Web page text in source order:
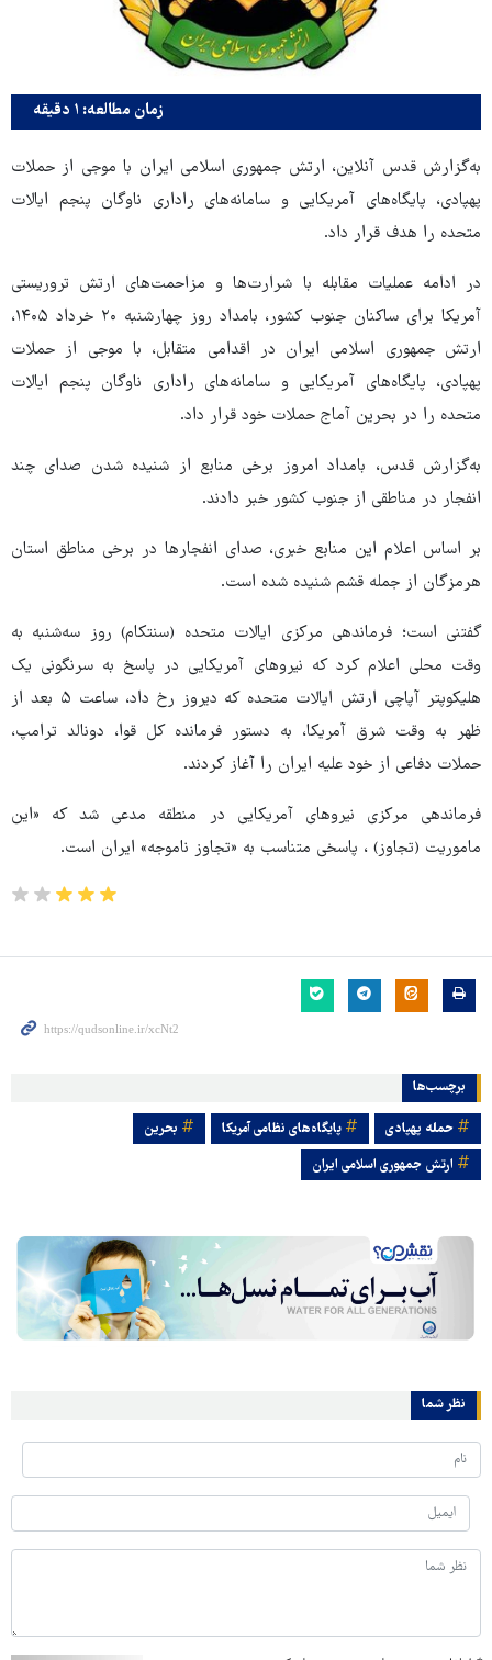
زمان مطالعه: ۱ دقیقه
به‌گزارش قدس آنلاین، ارتش جمهوری اسلامی ایران با موجی از حملات
پهپادی، پایگاه‌های آمریکایی و سامانه‌های راداری ناوگان پنجم ایالات
متحده را هدف قرار داد.
در ادامه عملیات مقابله با شرارت‌ها و مزاحمت‌های ارتش تروریستی
آمریکا برای ساکنان جنوب کشور، بامداد روز چهارشنبه ۲۰ خرداد ۱۴۰۵،
ارتش جمهوری اسلامی ایران در اقدامی متقابل، با موجی از حملات
پهپادی، پایگاه‌های آمریکایی و سامانه‌های راداری ناوگان پنجم ایالات
متحده را در بحرین آماج حملات خود قرار داد.
به‌گزارش قدس، بامداد امروز برخی منابع از شنیده شدن صدای چند
انفجار در مناطقی از جنوب کشور خبر دادند.
بر اساس اعلام این منابع خبری، صدای انفجارها در برخی مناطق استان
هرمزگان از جمله قشم شنیده شده است.
گفتنی است؛ فرماندهی مرکزی ایالات متحده (سنتکام) روز سه‌شنبه به
وقت محلی اعلام کرد که نیروهای آمریکایی در پاسخ به سرنگونی یک
هلیکوپتر آپاچی ارتش ایالات متحده که دیروز رخ داد، ساعت ۵ بعد از
ظهر به وقت شرق آمریکا، به دستور فرمانده کل قوا، دونالد ترامپ،
حملات دفاعی از خود علیه ایران را آغاز کردند.
فرماندهی مرکزی نیروهای آمریکایی در منطقه مدعی شد که «این
ماموریت (تجاوز) ، پاسخی متناسب به «تجاوز ناموجه» ایران است.
برچسب‌ها
حمله پهپادی پایگاه‌های نظامی آمریکا
بحرین
ارتش جمهوری اسلامی ایران
نظر شما